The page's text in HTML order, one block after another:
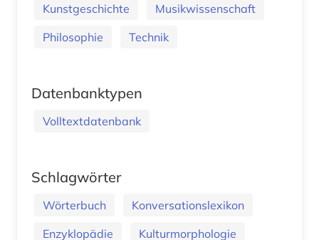
Kunstgeschichte
Musikwissenschaft
Philosophie
Technik
Datenbanktypen
Volltextdatenbank
Schlagwörter
Wörterbuch
Konversationslexikon
Enzyklopädie
Kulturmorphologie